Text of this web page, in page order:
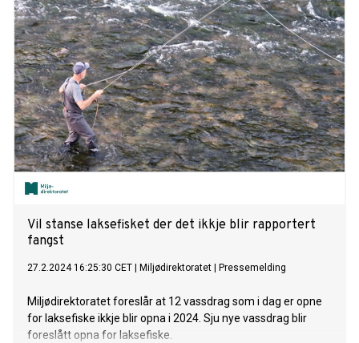
Vil stanse laksefisket der det ikkje blir rapportert
fangst
27.2.2024 16:25:30 CET Miljødirektoratet Pressemelding
Miljødirektoratet foreslår at 12 vassdrag som i dag er opne
for laksefiske ikkje blir opna i 2024. Sju nye vassdrag blir
foreslått opna for laksefiske.